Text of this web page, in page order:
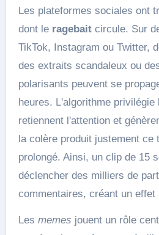
Les plateformes sociales ont
dont le ragebaitcircule. Sur
TikTok, Instagram ou Twitter,
des extraits scandaleux ou
polarisants peuvent se
heures. L'algorithme privilégie
retiennent l'attention et
la colère produit justement ce
prolongé. Ainsi, un clip de 15
déclencher des milliers de
commentaires, créant un effet
Les memes jouent un rôle